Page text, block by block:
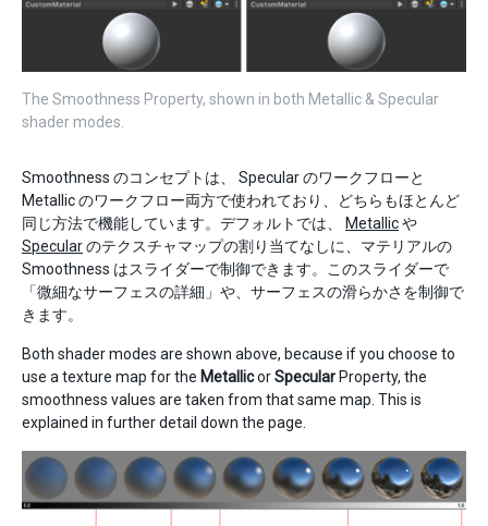
The Smoothness Property, shown in both Metallic & Specular
shader modes.
Smoothness のコンセプトは、 Specular のワークフローと
Metallic のワークフロー両方で使われており、どちらもほとんど
同じ方法で機能しています。デフォルトでは、
Metallicや
Specularのテクスチャマップの割り当てなしに、マテリアルの
Smoothness はスライダーで制御できます。このスライダーで
「微細なサーフェスの詳細」や、サーフェスの滑らかさを制御で
きます。
Both shader modes are shown above, because if you choose to
use a texture map for the MetallicorSpecular Property, the
smoothness values are taken from that same map. This is
explained in further detail down the page.